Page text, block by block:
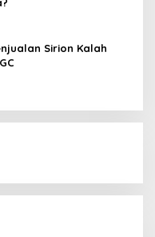
Sirion Kalah